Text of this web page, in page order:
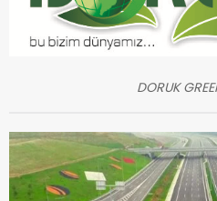
DORUK